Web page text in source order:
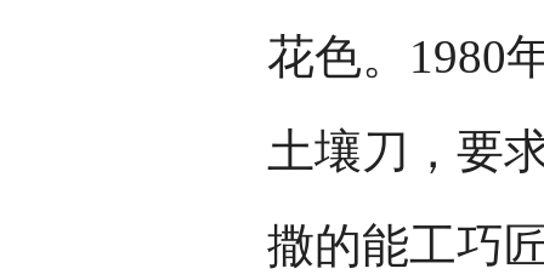
花色。1980
土壤刀，要
撒的能工巧